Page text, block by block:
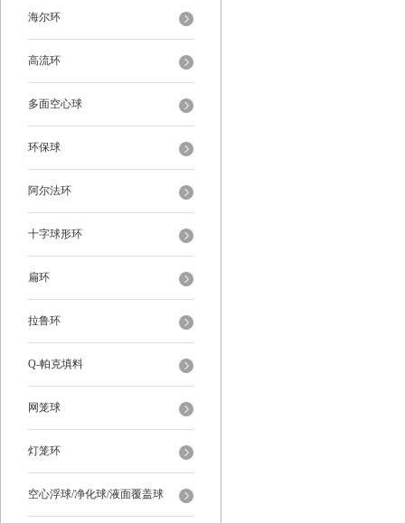
海尔环
高流环
多面空心球
环保球
阿尔法环
十字球形环
扁环
拉鲁环
Q-帕克填料
网笼球
灯笼环
空心浮球/净化球/液面覆盖球